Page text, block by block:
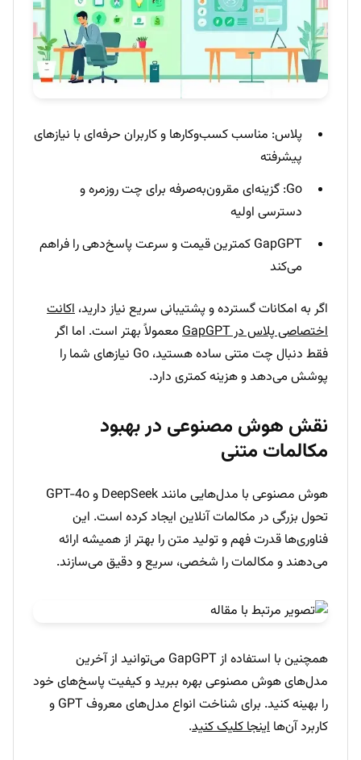
پلاس: مناسب کسب‌وکارها و کاربران حرفه‌ای با نیازهای
پیشرفته
Go: گزینه‌ای مقرون‌به‌صرفه برای چت روزمره و
دسترسی اولیه
GapGPT کمترین قیمت و سرعت پاسخ‌دهی را فراهم
می‌کند
اگر به امکانات گسترده و پشتیبانی سریع نیاز دارید، اکانت
اختصاصی پلاس در GapGPT
معمولاً بهتر است. اما اگر
فقط دنبال چت متنی ساده هستید، Go نیازهای شما را
پوشش می‌دهد و هزینه کمتری دارد.
نقش هوش مصنوعی در بهبود
مکالمات متنی
هوش مصنوعی با مدل‌هایی مانند DeepSeek و GPT-4o
تحول بزرگی در مکالمات آنلاین ایجاد کرده است. این
فناوری‌ها قدرت فهم و تولید متن را بهتر از همیشه ارائه
می‌دهند و مکالمات را شخصی، سریع و دقیق می‌سازند.
همچنین با استفاده از GapGPT می‌توانید از آخرین
مدل‌های هوش مصنوعی بهره ببرید و کیفیت پاسخ‌های خود
را بهینه کنید. برای شناخت انواع مدل‌های معروف GPT و
کاربرد آن‌ها اینجا کلیک کنید.